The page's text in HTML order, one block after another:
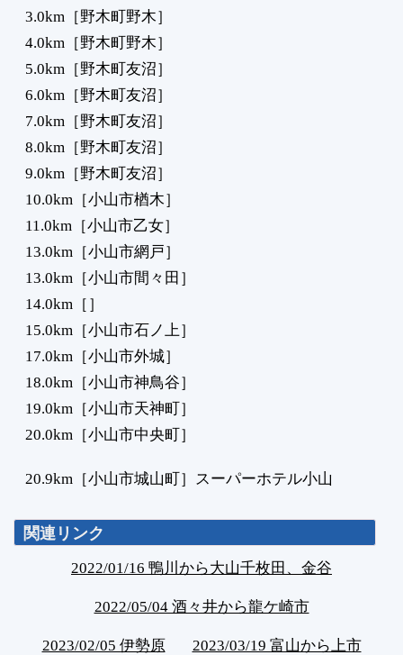
3.0km［野木町野木］
4.0km［野木町野木］
5.0km［野木町友沼］
6.0km［野木町友沼］
7.0km［野木町友沼］
8.0km［野木町友沼］
9.0km［野木町友沼］
10.0km［小山市楢木］
11.0km［小山市乙女］
13.0km［小山市網戸］
13.0km［小山市間々田］
14.0km［］
15.0km［小山市石ノ上］
17.0km［小山市外城］
18.0km［小山市神鳥谷］
19.0km［小山市天神町］
20.0km［小山市中央町］
20.9km［小山市城山町］スーパーホテル小山
関連リンク
2022/01/16 鴨川から大山千枚田、金谷
2022/05/04 酒々井から龍ケ崎市
2023/02/05 伊勢原 2023/03/19 富山から上市